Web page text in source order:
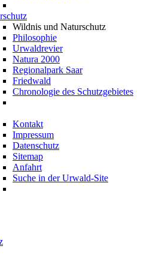
Wildnis und Naturschutz
Philosophie
Urwaldrevier
Natura 2000
Regionalpark Saar
Friedwald
Chronologie des Schutzgebietes
Kontakt
Impressum
Datenschutz
Sitemap
Anfahrt
Suche in der Urwald-Site